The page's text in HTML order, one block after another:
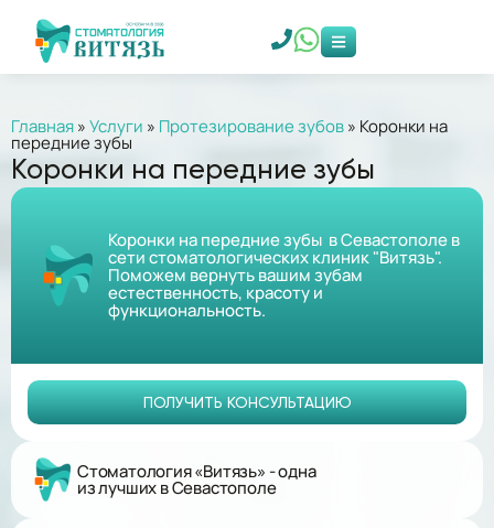
Главная»Услуги » Протезирование зубов» Коронки на
передние зубы
Коронки на передние зубы
Коронки на передние зубы в Севастополе в
сети стоматологических клиник "Витязь".
Поможем вернуть вашим зубам
естественность, красоту и
функциональность.
ПОЛУЧИТЬ КОНСУЛЬТАЦИЮ
Стоматология «Витязь» - одна
из лучших в Севастополе